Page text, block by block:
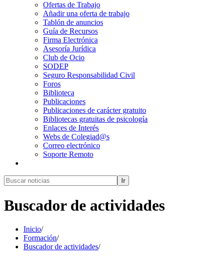
Ofertas de Trabajo
Añadir una oferta de trabajo
Tablón de anuncios
Guía de Recursos
Firma Electrónica
Asesoría Jurídica
Club de Ocio
SODEP
Seguro Responsabilidad Civil
Foros
Biblioteca
Publicaciones
Publicaciones de carácter gratuito
Bibliotecas gratuitas de psicología
Enlaces de Interés
Webs de Colegiad@s
Correo electrónico
Soporte Remoto
Ir
Buscador de actividades
Inicio/
Formación/
Buscador de actividades/